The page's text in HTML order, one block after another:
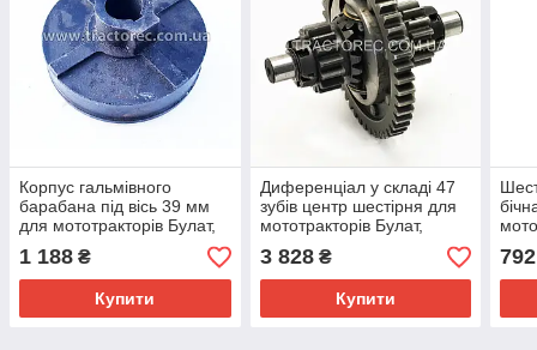
Корпус гальмівного
барабана під вісь 39 мм
для мототракторів Булат,
Forte, Garden Scout та
інших
1 188 ₴
Купити
Диференціал у складі 47
зубів центр шестірня для
мототракторів Булат,
Forte, DW, Добра, Garden
Scout тощо.
3 828₴
Купити
792